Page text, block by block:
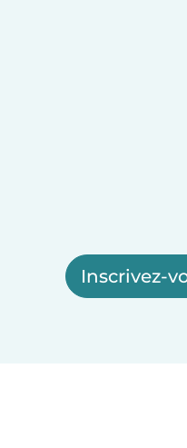
Inscrivez-